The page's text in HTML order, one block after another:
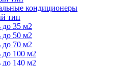
кондиционеры
тип
35 м2
50 м2
70 м2
100 м2
140 м2